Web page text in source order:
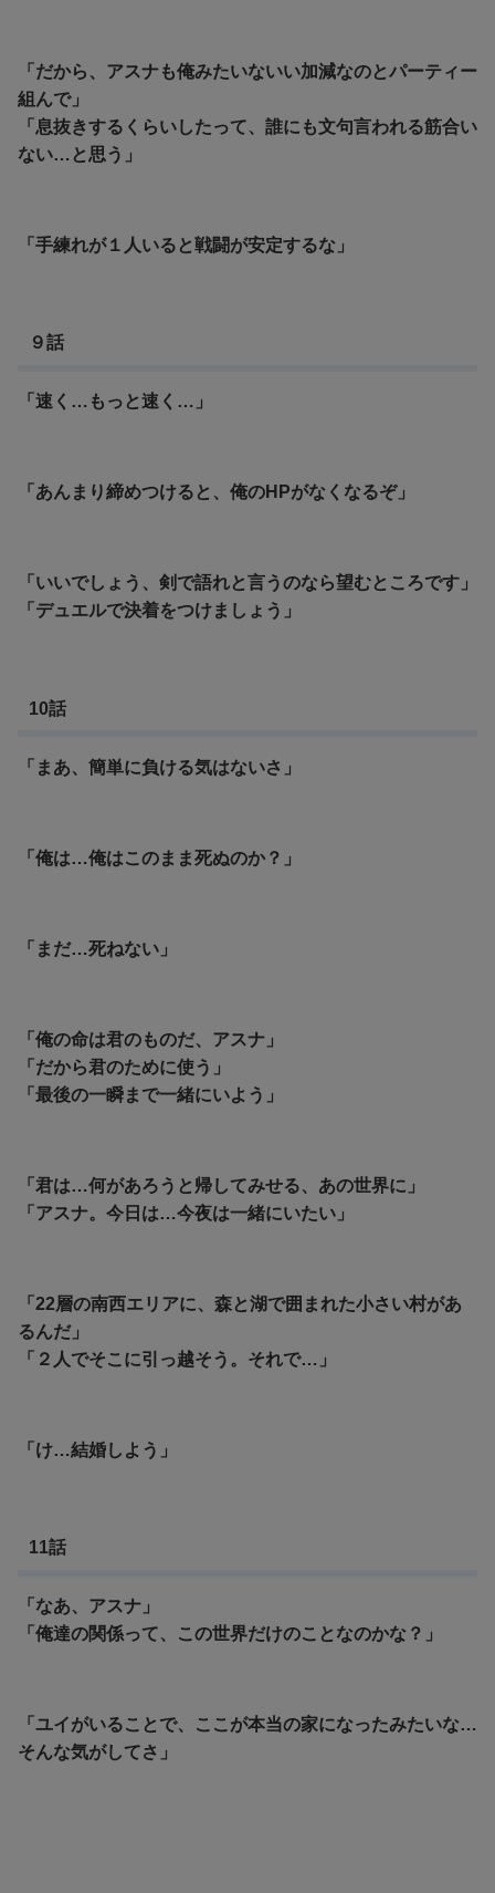
「だから、アスナも俺みたいないい加減なのとパーティー
組んで」
「息抜きするくらいしたって、誰にも文句言われる筋合い
ない…と思う」
「手練れが１人いると戦闘が安定するな」
９話
「速く…もっと速く…」
「あんまり締めつけると、俺のHPがなくなるぞ」
「いいでしょう、剣で語れと言うのなら望むところです」
「デュエルで決着をつけましょう」
10話
「まあ、簡単に負ける気はないさ」
「俺は…俺はこのまま死ぬのか？」
「まだ…死ねない」
「俺の命は君のものだ、アスナ」
「だから君のために使う」
「最後の一瞬まで一緒にいよう」
「 君は…何があろうと帰してみせる、あの世界に」
「 アスナ。今日は…今夜は一緒にいたい」
「22層の南西エリアに、森と湖で囲まれた小さい村があ
るんだ」
「２人でそこに引っ越そう。それで…」
「け…結婚しよう」
11話
「なあ、アスナ」
「俺達の関係って、この世界だけのことなのかな？」
「ユイがいることで、ここが本当の家になったみたいな…
そんな気がしてさ」